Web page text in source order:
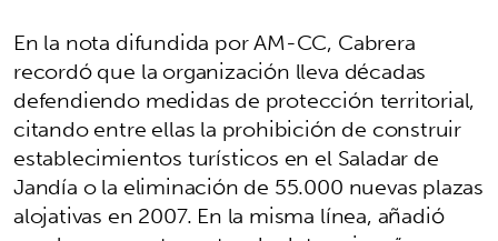
En la nota difundida por AM-CC, Cabrera
recordó que la organización lleva décadas
defendiendo medidas de protección territorial,
citando entre ellas la prohibición de construir
establecimientos turísticos en el Saladar de
Jandía o la eliminación de 55.000 nuevas plazas
alojativas en 2007. En la misma línea, añadió